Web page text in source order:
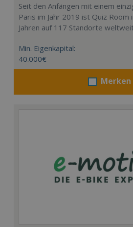
Seit den Anfängen mit einem
Paris im Jahr 2019 ist Quiz Room
Jahren auf 117 Standorte
Min. Eigenkapital:
40.000€
Merken